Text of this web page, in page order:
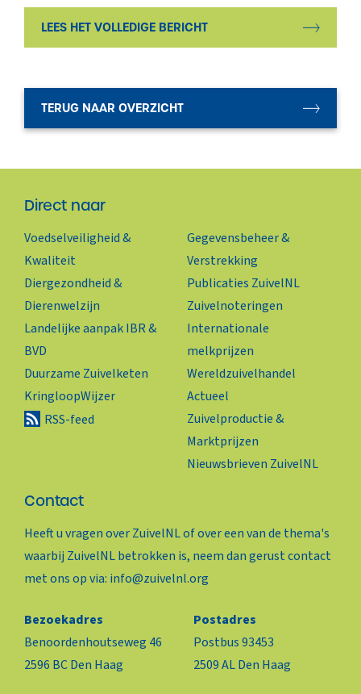
LEES HET VOLLEDIGE BERICHT
TERUG NAAR OVERZICHT
Direct naar
Voedselveiligheid &
Kwaliteit
Diergezondheid &
Dierenwelzijn
Landelijke aanpak IBR &
BVD
Duurzame Zuivelketen
KringloopWijzer
RSS-feed
Gegevensbeheer &
Verstrekking
Publicaties ZuivelNL
Zuivelnoteringen
Internationale
melkprijzen
Wereldzuivelhandel
Actueel
Zuivelproductie &
Marktprijzen
Nieuwsbrieven ZuivelNL
Contact
Heeft u vragen over ZuivelNL of over een van de thema's
waarbij ZuivelNL betrokken is, neem dan gerust contact
met ons op via: info@zuivelnl.org
Bezoekadres
Benoordenhoutseweg 46
2596 BC Den Haag
Postadres
Postbus 93453
2509 AL Den Haag